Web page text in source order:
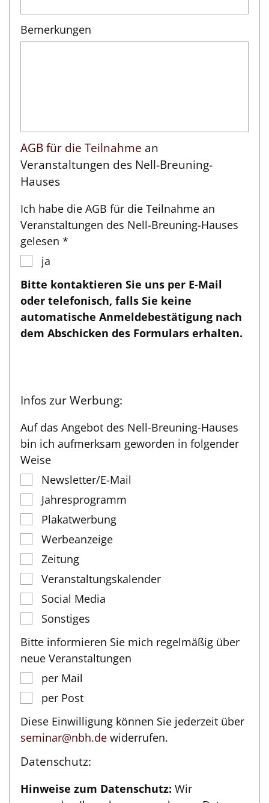
Bemerkungen
AGB für die Teilnahme an
Veranstaltungen des Nell-Breuning-
Hauses
Ich habe die AGB für die Teilnahme an
Veranstaltungen des Nell-Breuning-Hauses
gelesen *
ja
Bitte kontaktieren Sie uns per E-Mail
oder telefonisch, falls Sie keine
automatische Anmeldebestätigung nach
dem Abschicken des Formulars erhalten.
Infos zur Werbung:
Auf das Angebot des Nell-Breuning-Hauses
bin ich aufmerksam geworden in folgender
Weise
Newsletter/E-Mail
Jahresprogramm
Plakatwerbung
Werbeanzeige
Zeitung
Veranstaltungskalender
Social Media
Sonstiges
Bitte informieren Sie mich regelmäßig über
neue Veranstaltungen
per Mail
per Post
Diese Einwilligung können Sie jederzeit über
seminar@nbh.de widerrufen.
Datenschutz:
Hinweise zum Datenschutz: Wir